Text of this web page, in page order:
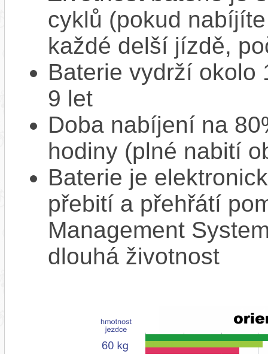
cyklů (pokud
každé delší jízdě,
Baterie vydrží okolo
9 let
Doba nabíjení na
hodiny (plné nabití
Baterie je
přebití a přehřátí
Management
dlouhá životnost